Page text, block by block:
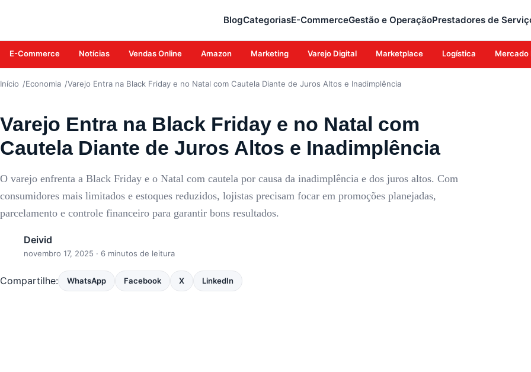
BlogCategoriasE-CommerceGestão e OperaçãoPrestadores de
E-Commerce Notícias Vendas Online Amazon Marketing Varejo Digital Marketplace Logística Mercado
Início Economia Varejo Entra na Black Friday e no Natal com Cautela Diante de Juros Altos e Inadimplência
Varejo Entra na Black Friday e no Natal com
Cautela Diante de Juros Altos e Inadimplência
O varejo enfrenta a Black Friday e o Natal com cautela por causa da inadimplência e dos juros altos. Com
consumidores mais limitados e estoques reduzidos, lojistas precisam focar em promoções planejadas,
parcelamento e controle financeiro para garantir bons resultados.
Deivid
novembro 17, 2025 · 6 minutos de leitura
Compartilhe: WhatsApp Facebook X LinkedIn